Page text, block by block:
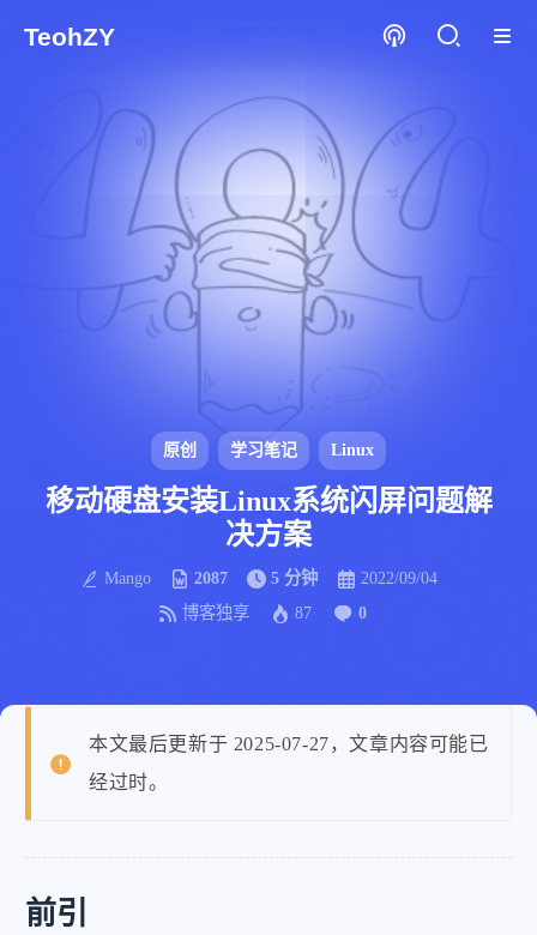
TeohZY
原创 学习笔记 Linux
移动硬盘安装Linux系统闪屏问题解
决方案
Mango 2087 5 分钟
2022/09/04
博客独享
87 0
本文最后更新于 2025-07-27，文章内容可能已
经过时。
前引